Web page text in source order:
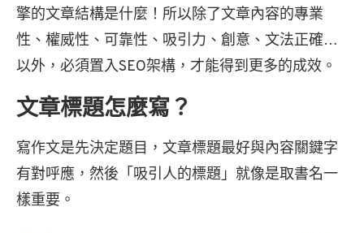
擎的文章結構是什麼！所以除了文章內容的專業
性、權威性、可靠性、吸引力、創意、文法正確…
以外，必須置入SEO架構，才能得到更多的成效。
文章標題怎麼寫？
寫作文是先決定題目，文章標題最好與內容關鍵字
有對呼應，然後「吸引人的標題」就像是取書名一
樣重要。